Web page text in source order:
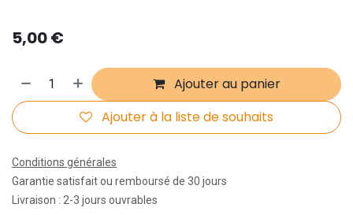
5,00€
Ajouter au panier
Ajouter à la liste de souhaits
Conditions générales
Garantie satisfait ou remboursé de 30 jours
Livraison : 2-3 jours ouvrables